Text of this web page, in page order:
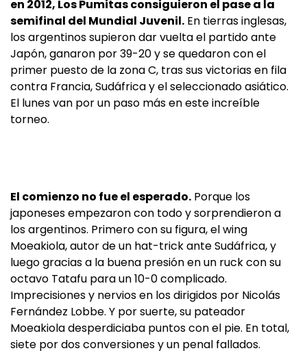
en 2012, Los Pumitas consiguieron el pase a la
semifinal del Mundial Juvenil. En tierras inglesas,
los argentinos supieron dar vuelta el partido ante
Japón, ganaron por 39-20 y se quedaron con el
primer puesto de la zona C, tras sus victorias en fila
contra Francia, Sudáfrica y el seleccionado asiático.
El lunes van por un paso más en este increíble
torneo.
El comienzo no fue el esperado. Porque los
japoneses empezaron con todo y sorprendieron a
los argentinos. Primero con su figura, el wing
Moeakiola, autor de un hat-trick ante Sudáfrica, y
luego gracias a la buena presión en un ruck con su
octavo Tatafu para un 10-0 complicado.
Imprecisiones y nervios en los dirigidos por Nicolás
Fernández Lobbe. Y por suerte, su pateador
Moeakiola desperdiciaba puntos con el pie. En total,
siete por dos conversiones y un penal fallados.